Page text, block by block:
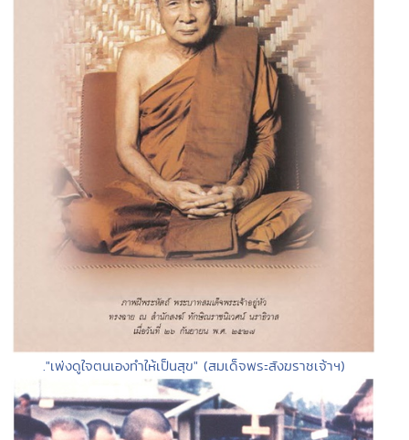
."เพ่งดูใจตนเองทำให้เป็นสุข" (สมเด็จพระสังฆราชเจ้าฯ)